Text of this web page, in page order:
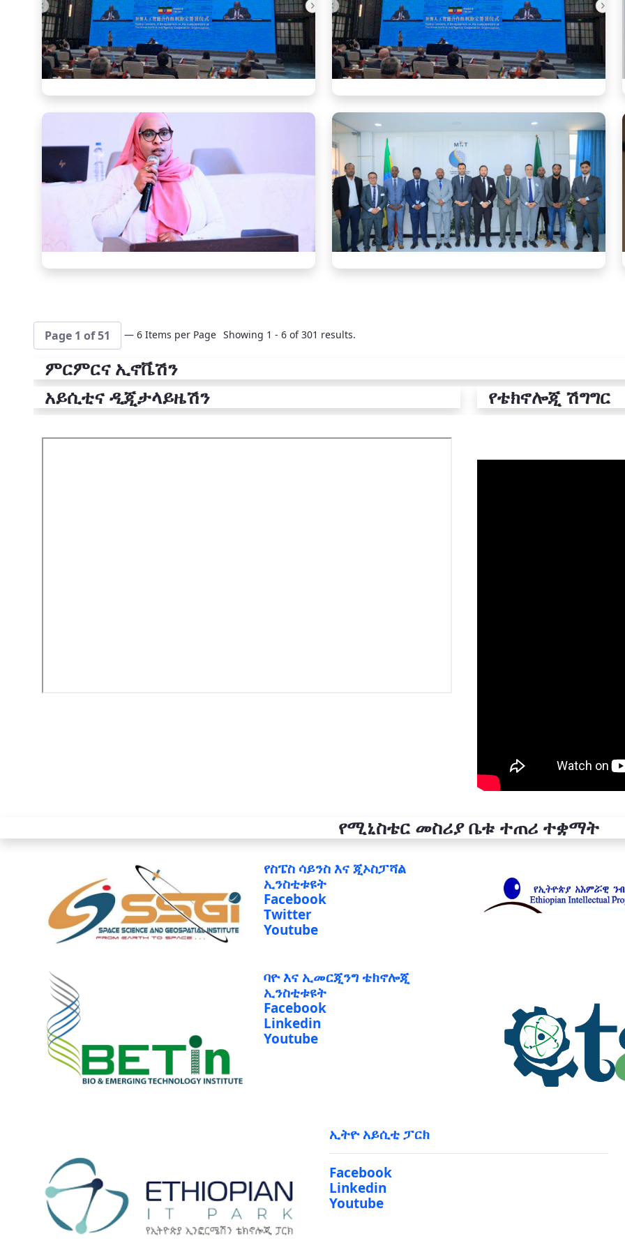
Page 1 of 51 — 6 Items per Page Showing 1 - 6 of 301 results.
ምርምርና ኢኖቬሽን
አይሲቲና ዲጂታላይዜሽን
የቴክኖሎጂ ሽግግር
የሚኒስቴር መስሪያ ቤቱ ተጠሪ ተቋማት
የስፔስ ሳይንስ እና ጂኦስፓሻል
ኢንስቲቱዩት
Facebook
Twitter
Youtube
ባዮ እና ኢመርጂንግ ቴክኖሎጂ
ኢንስቲቱዩት
Facebook
Linkedin
Youtube
ኢትዮ አይሲቲ ፓርክ
Facebook
Linkedin
Youtube